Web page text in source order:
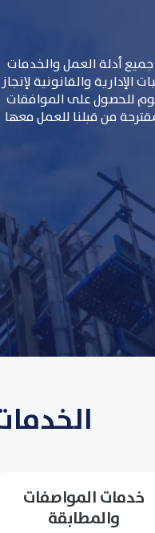
أدلة العمل والخدمات
والقانونية لإنجاز
للحصول على الموافقات
من قبلنا للعمل معها
خدمات المواصفات
والمطابقة